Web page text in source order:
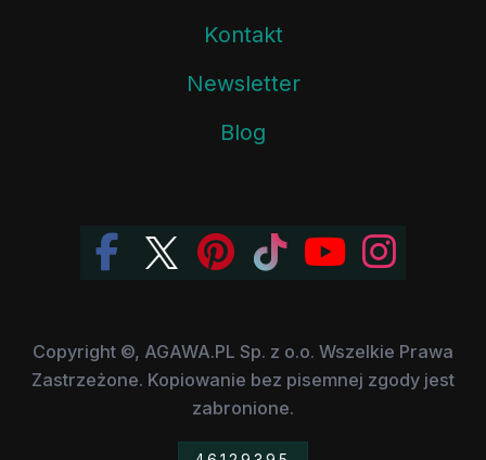
Kontakt
Newsletter
Blog
Copyright ©, AGAWA.PL Sp. z o.o. Wszelkie Prawa
Zastrzeżone. Kopiowanie bez pisemnej zgody jest
zabronione.